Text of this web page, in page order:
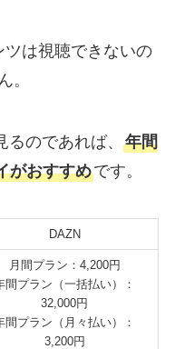
は視聴できないの
。
のであれば、 年間
がおすすめです。
DAZN
月間プラン：4,200円
間プラン（一括払い）：
32,000円
間プラン（月々払い）：
3,200円